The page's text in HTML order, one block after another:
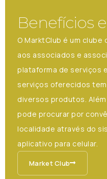
Benefícios
O MarktClub é um
aos associados e
plataforma de serviços
serviços oferecidos
diversos produtos.
pode procurar por
localidade através do
aplicativo para celular.
Market Club